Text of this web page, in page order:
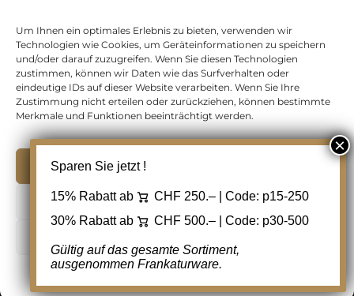
Um Ihnen ein optimales Erlebnis zu bieten, verwenden wir
Technologien wie Cookies, um Geräteinformationen zu speichern
und/oder darauf zuzugreifen. Wenn Sie diesen Technologien
zustimmen, können wir Daten wie das Surfverhalten oder
eindeutige IDs auf dieser Website verarbeiten. Wenn Sie Ihre
Zustimmung nicht erteilen oder zurückziehen, können bestimmte
Merkmale und Funktionen beeinträchtigt werden.
Ablehnen
Vorphilatelie
Zensurbelege Österreich
Zensurbelege Schweiz
Copyright 2012 - 2024 URAY GmbH | All Rights
Reserved |
PCI Data Security Standards |
Facebook
Sparen Sie jetzt !
15% Rabatt ab CHF 250.– | Code: p15-250
30% Rabatt ab
CHF 500.– | Code: p30-500
Gültig auf das gesamte Sortiment,
ausgenommen Frankaturware.